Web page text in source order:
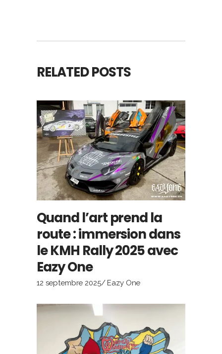
RELATED POSTS
Quand l’art prend la
route : immersion dans
le KMH Rally 2025 avec
Eazy One
12 septembre 2025 Eazy One